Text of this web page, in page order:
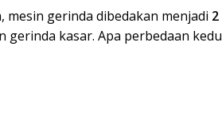
gerinda dibedakan menjadi
gerinda kasar. Apa perbedaan